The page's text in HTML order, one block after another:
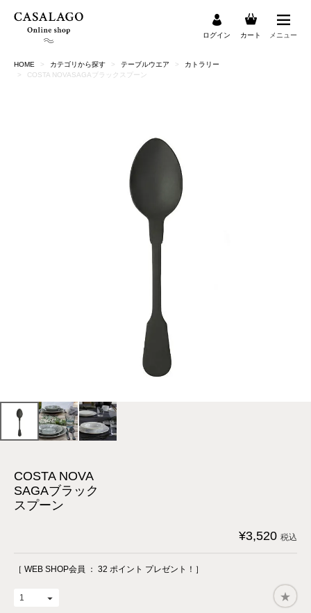
ログイン カート メニュー
HOME カテゴリから探す テーブルウエア
カトラリー
COSTA NOVASAGAブラックスプーン
検索
COSTA NOVA
SAGAブラック
スプーン
¥3,520 税込
［ WEB SHOP会員 ： 32 ポイント プレゼント！］